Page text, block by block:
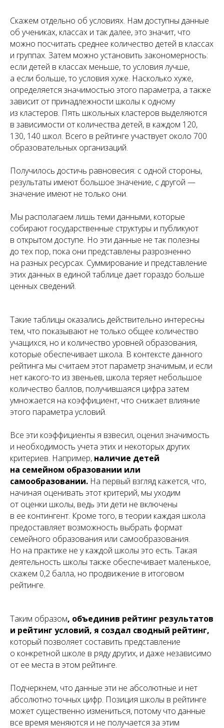
Скажем отдельно об условиях. Нам доступны данные
об учениках, классах и так далее, это значит, что
можно посчитать среднее количество детей в классах
и группах. Затем можно установить закономерность:
если детей в классах меньше, то условия лучше,
а если больше, то условия хуже. Насколько хуже,
определяется значимостью этого параметра, а также
зависит от принадлежности школы к одному
из кластеров. Пять школьных кластеров выделяются
в зависимости от количества детей, в каждом 120,
130, 140 школ. Всего в рейтинге участвует около 700
образовательных организаций.
Получилось достичь равновесия: с одной стороны,
результаты имеют большое значение, с другой —
значение имеют не только они.
Мы располагаем лишь теми данными, которые
собирают государственные структуры и публикуют
в открытом доступе. Но эти данные не так полезны
до тех пор, пока они представлены разрозненно
на разных ресурсах. Суммирование и представление
этих данных в единой таблице дает гораздо больше
ценных сведений.
Такие таблицы оказались действительно интересны
тем, что показывают не только общее количество
учащихся, но и количество уровней образования,
которые обеспечивает школа. В контексте данного
рейтинга мы считаем этот параметр значимым, и если
нет какого-то из звеньев, школа теряет небольшое
количество баллов, получившаяся цифра затем
умножается на коэффициент, что снижает влияние
этого параметра условий.
Все эти коэффициенты я взвесил, оценил значимость
и необходимость учета этих и некоторых других
критериев. Например, наличие детей
на семейном образовании или
самообразовании. На первый взгляд кажется, что,
начиная оценивать этот критерий, мы уходим
от оценки школы, ведь эти дети не включены
в ее контингент. Кроме того, в теории каждая школа
предоставляет возможность выбрать формат
семейного образования или самообразования.
Но на практике не у каждой школы это есть. Такая
деятельность школы также обеспечивает маленькое,
скажем 0,2 балла, но продвижение в итоговом
рейтинге.
Таким образом, объединив рейтинг результатов
и рейтинг условий, я создал сводный рейтинг,
который позволяет составить представление
о конкретной школе в ряду других, и даже независимо
от ее места в этом рейтинге.
Подчеркнем, что данные эти не абсолютные и нет
абсолютно точных цифр. Позиция школы в рейтинге
может существенно измениться, потому что данные
все время меняются и не получается за этим